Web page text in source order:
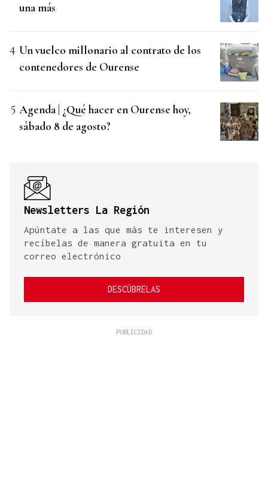
una más
Un vuelco millonario al contrato de los
contenedores de Ourense
Agenda | ¿Qué hacer en Ourense hoy,
sábado 8 de agosto?
Newsletters La Región
Apúntate a las que más te interesen y
recíbelas de manera gratuita en tu
correo electrónico
DESCÚBRELAS